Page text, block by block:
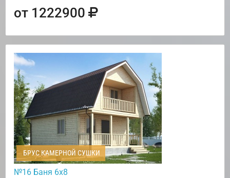
от 1222900
БРУС КАМЕРНОЙ СУШКИ
№16 Баня 6х8